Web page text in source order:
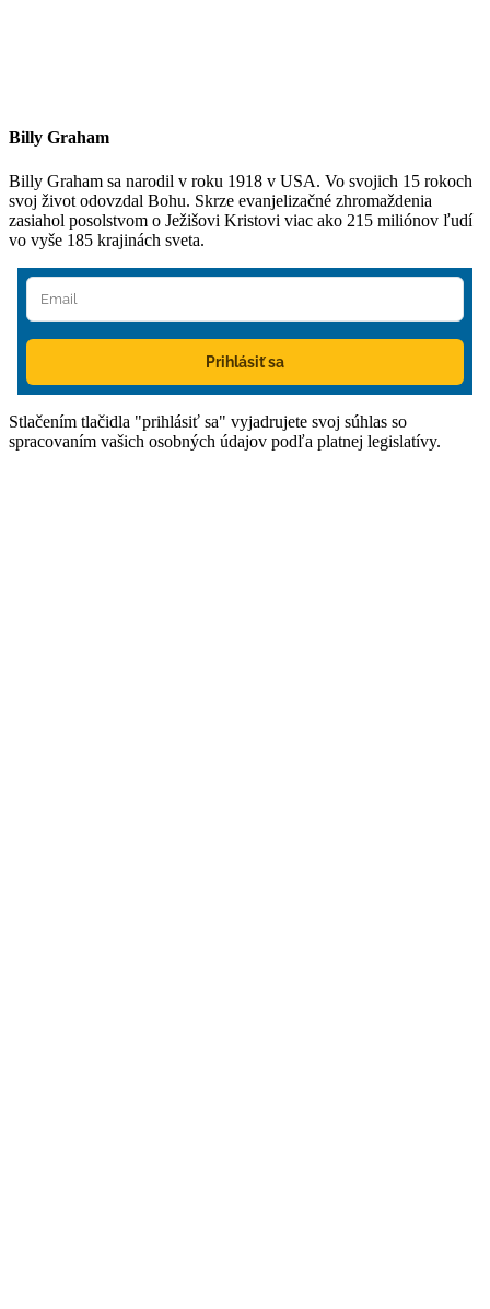
Billy Graham
Billy Graham sa narodil v roku 1918 v USA. Vo svojich 15 rokoch
svoj život odovzdal Bohu. Skrze evanjelizačné zhromaždenia
zasiahol posolstvom o Ježišovi Kristovi viac ako 215 miliónov ľudí
vo vyše 185 krajinách sveta.
Prihlásiť sa
Stlačením tlačidla "prihlásiť sa" vyjadrujete svoj súhlas so
spracovaním vašich osobných údajov podľa platnej legislatívy.